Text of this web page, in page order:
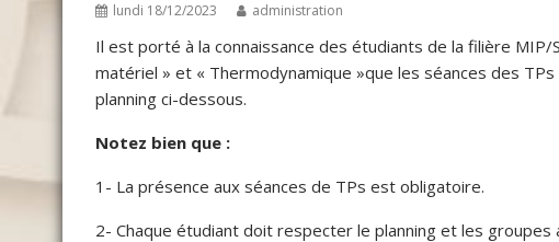
lundi 18/12/2023 administration
Il est porté à la connaissance des étudiants de la filière
matériel » et « Thermodynamique »que les séances des
planning ci-dessous.
Notez bien que :
1- La présence aux séances de TPs est obligatoire.
2- Chaque étudiant doit respecter le planning et les groupes